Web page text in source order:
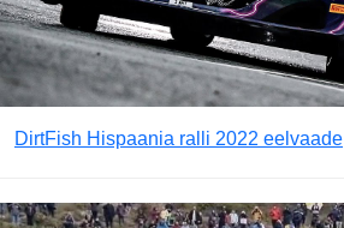
DirtFish Hispaania ralli 2022 eelvaade